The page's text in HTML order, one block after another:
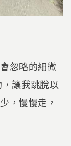
忽略的細微
讓我跳脫以
，慢慢走，